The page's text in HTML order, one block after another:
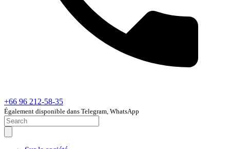
+66 96 212-58-35
Également disponible dans Telegram, WhatsApp